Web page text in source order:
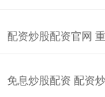
配资炒股配资官网
免息炒股配资 配资